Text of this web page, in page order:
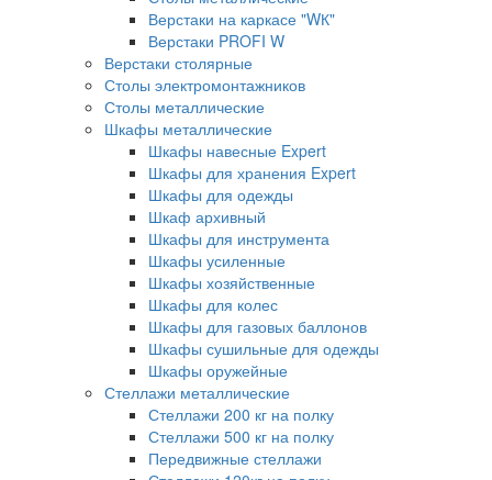
Верстаки на каркасе "WК"
Верстаки PROFI W
Верстаки столярные
Столы электромонтажников
Столы металлические
Шкафы металлические
Шкафы навесные Expert
Шкафы для хранения Expert
Шкафы для одежды
Шкаф архивный
Шкафы для инструмента
Шкафы усиленные
Шкафы хозяйственные
Шкафы для колес
Шкафы для газовых баллонов
Шкафы сушильные для одежды
Шкафы оружейные
Стеллажи металлические
Стеллажи 200 кг на полку
Стеллажи 500 кг на полку
Передвижные стеллажи